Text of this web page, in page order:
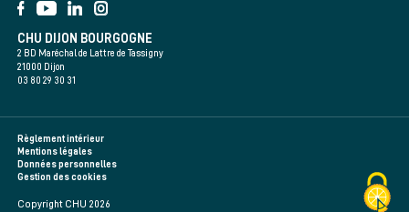
CHU DIJON BOURGOGNE
2 BD Maréchal de Lattre de Tassigny
21000 Dijon
03 80 29 30 31
Copyright CHU 2026
Règlement intérieur
Mentions légales
Données personnelles
Gestion des cookies